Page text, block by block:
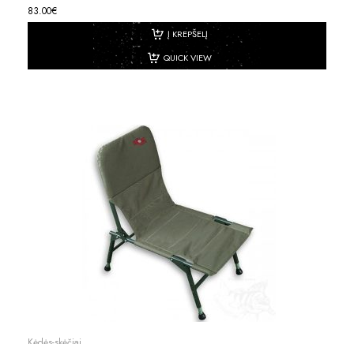
83.00€
Į KREPŠELĮ
QUICK VIEW